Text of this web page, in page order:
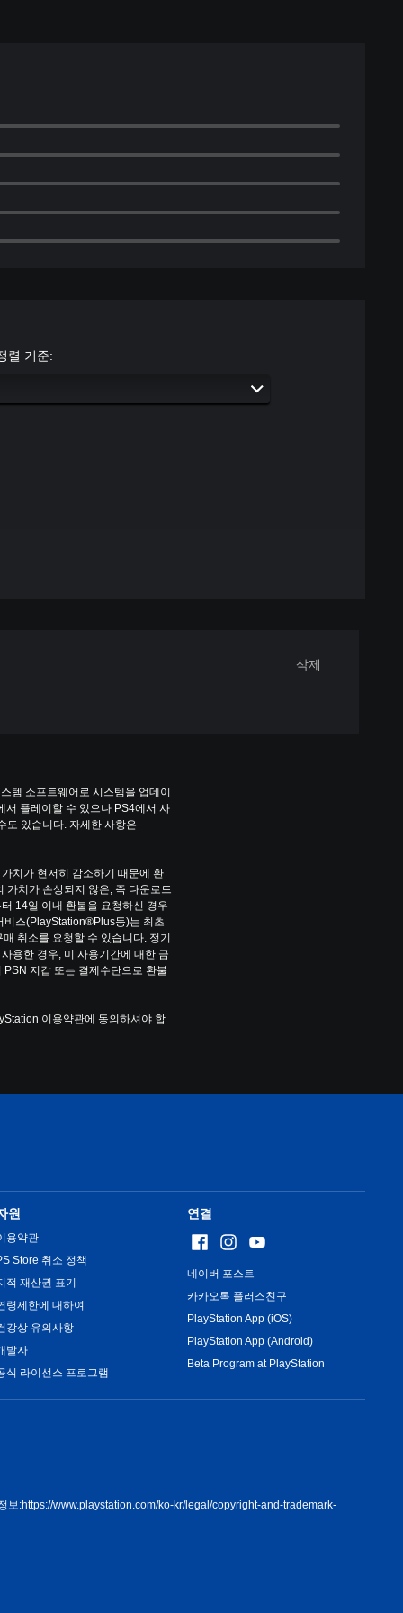
렬 기준:
삭제
템 소프트웨어로 시스템을 업데이
서 플레이할 수 있으나 PS4에서 사
도 있습니다. 자세한 사항은
치가 현저히 감소하기 때문에 환
가치가 손상되지 않은, 즉 다운로드
14일 이내 환불을 요청하신 경우
비스(PlayStation®Plus등)는 최초
취소를 요청할 수 있습니다. 정기
용한 경우, 미 사용기간에 대한 금
지갑 또는 결제수단으로 환불
이용약관에 동의하셔야 합
원
용약관
Store 취소 정책
적 재산권 표기
령제한에 대하여
강상 유의사항
발자
식 라이선스 프로그램
연결
네이버 포스트
카카오톡 플러스친구
PlayStation App (iOS)
PlayStation App (Android)
Beta Program at PlayStation
보:https://www.playstation.com/ko-kr/legal/copyright-and-trademark-